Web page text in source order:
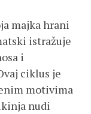
majka hrani
istražuje
i
ciklus je
motivima
nudi